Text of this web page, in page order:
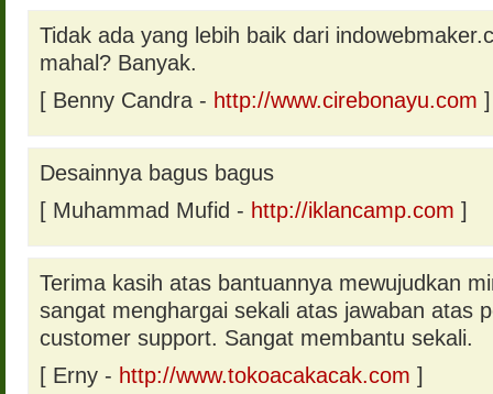
Tidak ada yang lebih baik dari
mahal? Banyak.
[ Benny Candra - http://www.cirebonayu.com ]
Desainnya bagus bagus
[ Muhammad Mufid - http://iklancamp.com ]
Terima kasih atas bantuannya mewujudkan
sangat menghargai sekali atas jawaban atas
customer support. Sangat membantu sekali.
[ Erny - http://www.tokoacakacak.com ]